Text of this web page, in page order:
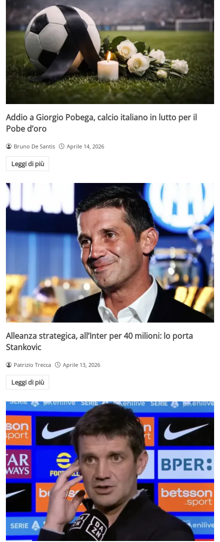
Addio a Giorgio Pobega, calcio italiano in lutto per il
Pobe d’oro
Bruno De Santis Aprile 14, 2026
Leggi di più
Alleanza strategica, all’Inter per 40 milioni: lo porta
Stankovic
Patrizio Trecca Aprile 13, 2026
Leggi di più